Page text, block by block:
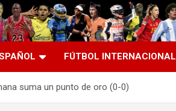
FÚTBOL INTERNACIONAL
suma un punto de oro (0-0)